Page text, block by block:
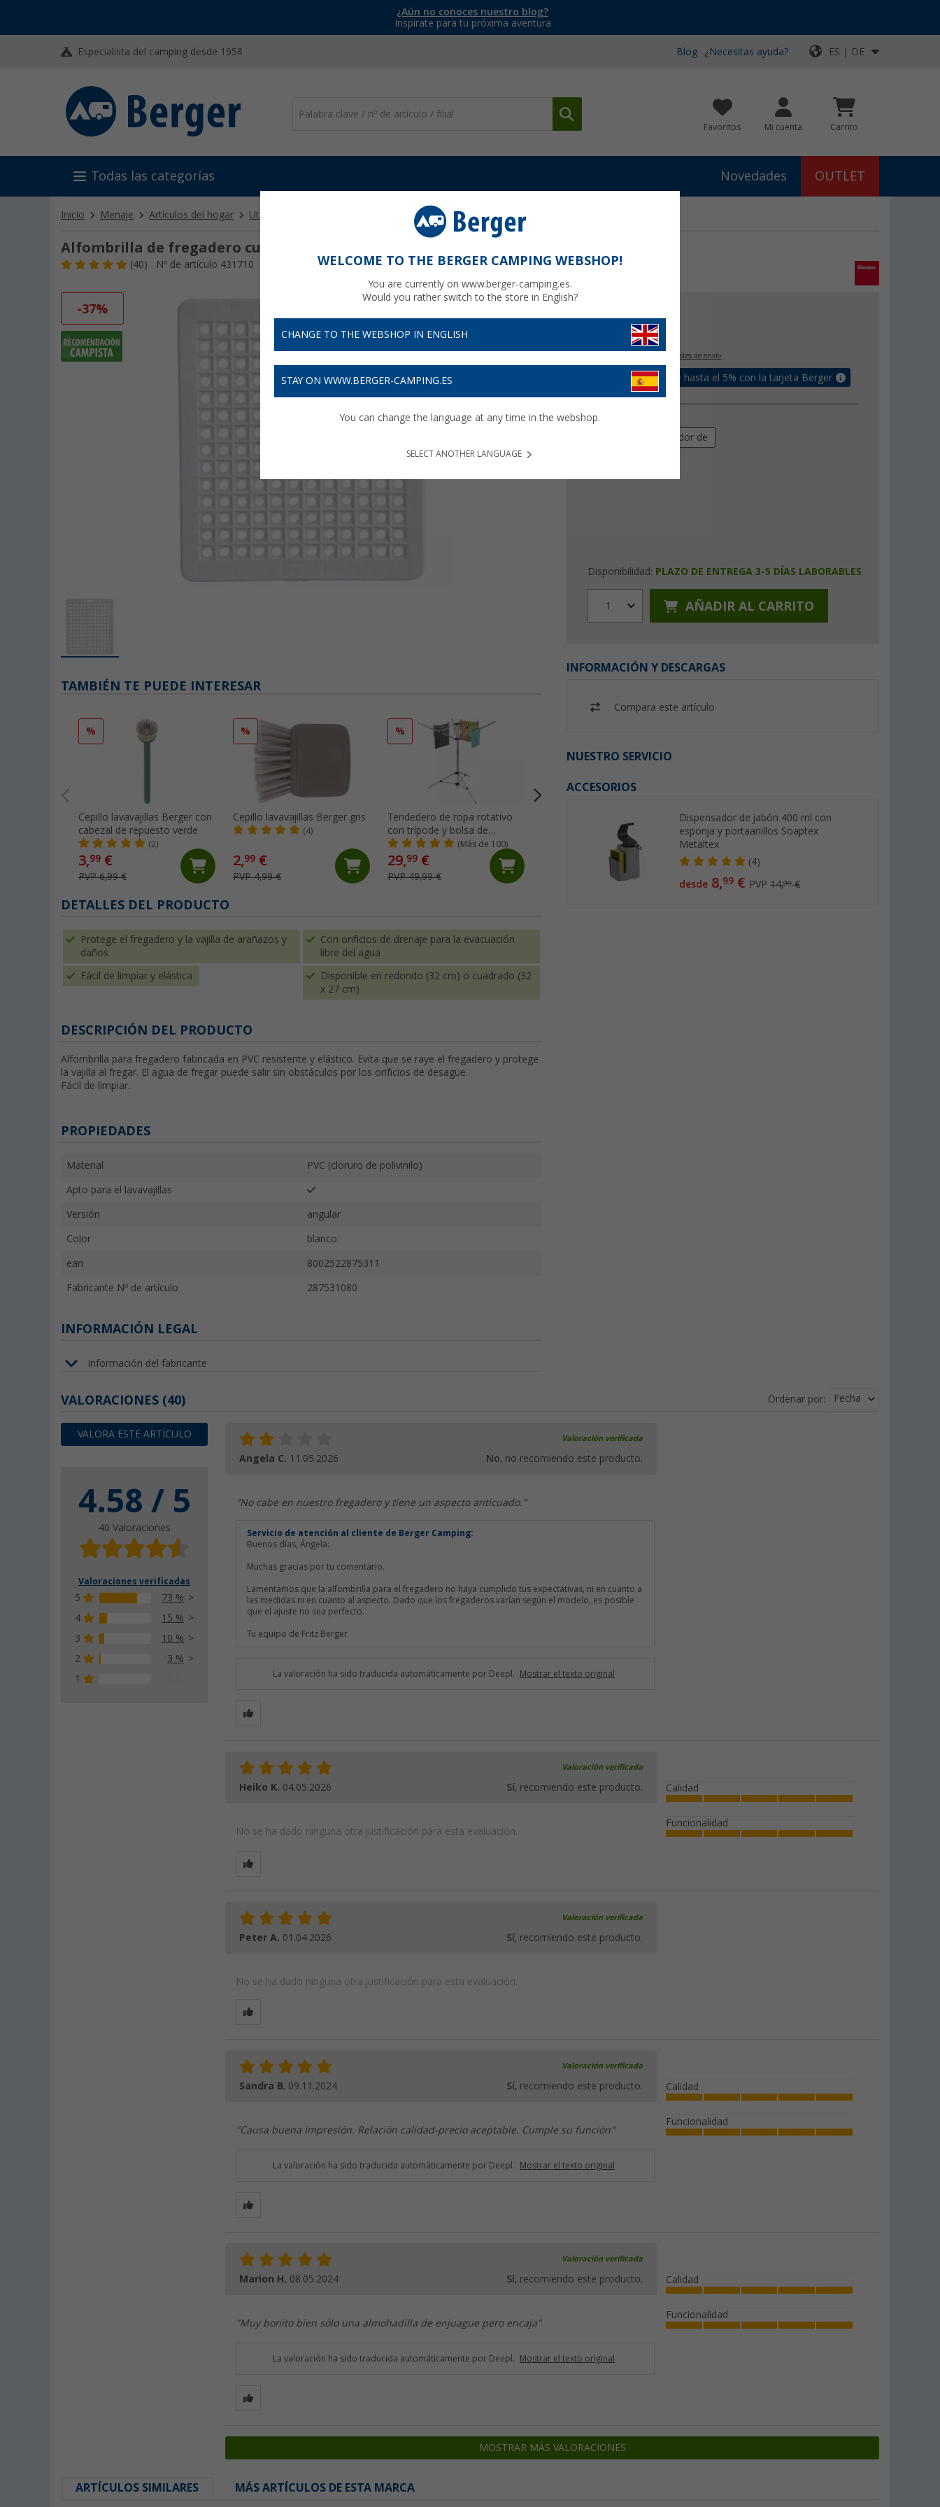
¿Aún no conoces nuestro blog?
Inspírate para tu próxima aventura
Especialista del camping desde 1958 Blog ¿Necesitas ayuda? ES | DE
Favoritos Mi cuenta Carrito
Todas las categorías Novedades OUTLET
Inicio Menaje Artículos del hogar Utensilios para fregar Alfombrilla de fregadero Metaltex
Alfombrilla de fregadero cuadrada 32 x 27 cm Metaltex
(40) Nº de artículo 431710
-37%
€
+ Costes de envío
Recibe un bonus de hasta el 5% con la tarjeta Berger
Versión
alrededor de
Disponibilidad: PLAZO DE ENTREGA 3-5 DÍAS LABORABLES
1 AÑADIR AL CARRITO
INFORMACIÓN Y DESCARGAS
Compara este artículo
NUESTRO SERVICIO
ACCESORIOS
Dispensador de jabón 400 ml con
esponja y portaanillos Soaptex
Metaltex
(4)
desde 8,99 € PVP14,99€
TAMBIÉN TE PUEDE INTERESAR
%
Cepillo lavavajillas Berger con
cabezal de repuesto verde
(2)
3,99 €
PVP 6,99 €
%
Cepillo lavavajillas Berger gris
(4)
2,99 €
PVP 4,99 €
%
Tendedero de ropa rotativo
con trípode y bolsa de
almacenaje color plateado
(Más de 100)
29,99 €
PVP 49,99 €
con asa 16 litros nuevo
(Más de 100)
Berger lavabo plegable con
salida de agua 30 x 30 x 20
cm nuevo
8,99 €
PVP 11,99 €
DETALLES DEL PRODUCTO
Protege el fregadero y la vajilla de arañazos y
daños
Con orificios de drenaje para la evacuación
libre del agua
Fácil de limpiar y elástica
Disponible en redondo (32 cm) o cuadrado (32
x 27 cm)
DESCRIPCIÓN DEL PRODUCTO
Alfombrilla para fregadero fabricada en PVC resistente y elástico. Evita que se raye el fregadero y protege
la vajilla al fregar. El agua de fregar puede salir sin obstáculos por los orificios de desagüe.
Fácil de limpiar.
PROPIEDADES
Material PVC (cloruro de polivinilo)
Apto para el lavavajillas
Versión angular
Color blanco
ean 8002522875311
Fabricante Nº de artículo 287531080
INFORMACIÓN LEGAL
Información del fabricante
VALORACIONES (40)
VALORA ESTE ARTÍCULO
4.58 / 5
40 Valoraciones
Valoraciones verificadas
5
73 %
4
15 %
3
10 %
2
3 %
1
Ordenar por: Fecha
Valoración verificada
Angela C. 11.05.2026 No, no recomiendo este producto.
"No cabe en nuestro fregadero y tiene un aspecto anticuado."
Servicio de atención al cliente de Berger Camping:
Buenos días, Ángela:
Muchas gracias por tu comentario.
Lamentamos que la alfombrilla para el fregadero no haya cumplido tus expectativas, ni en cuanto a
las medidas ni en cuanto al aspecto. Dado que los fregaderos varían según el modelo, es posible
que el ajuste no sea perfecto.
Tu equipo de Fritz Berger
La valoración ha sido traducida automáticamente por Deepl. Mostrar el texto original
Valoración verificada
Heiko K. 04.05.2026 Sí, recomiendo este producto.
No se ha dado ninguna otra justificación para esta evaluación.
Calidad
Funcionalidad
Valoración verificada
Peter A. 01.04.2026 Sí, recomiendo este producto.
No se ha dado ninguna otra justificación para esta evaluación.
Valoración verificada
Sandra B. 09.11.2024 Sí, recomiendo este producto.
"Causa buena impresión. Relación calidad-precio aceptable. Cumple su función"
Calidad
Funcionalidad
La valoración ha sido traducida automáticamente por Deepl. Mostrar el texto original
Valoración verificada
Marion H. 08.05.2024 Sí, recomiendo este producto.
"Muy bonito bien sólo una almohadilla de enjuague pero encaja"
Calidad
Funcionalidad
La valoración ha sido traducida automáticamente por Deepl. Mostrar el texto original
MOSTRAR MÁS VALORACIONES
ARTÍCULOS SIMILARES MÁS ARTÍCULOS DE ESTA MARCA
WELCOME TO THE BERGER CAMPING WEBSHOP!
You are currently on www.berger-camping.es.
Would you rather switch to the store in English?
CHANGE TO THE WEBSHOP IN ENGLISH
STAY ON WWW.BERGER-CAMPING.ES
You can change the language at any time in the webshop.
SELECT ANOTHER LANGUAGE